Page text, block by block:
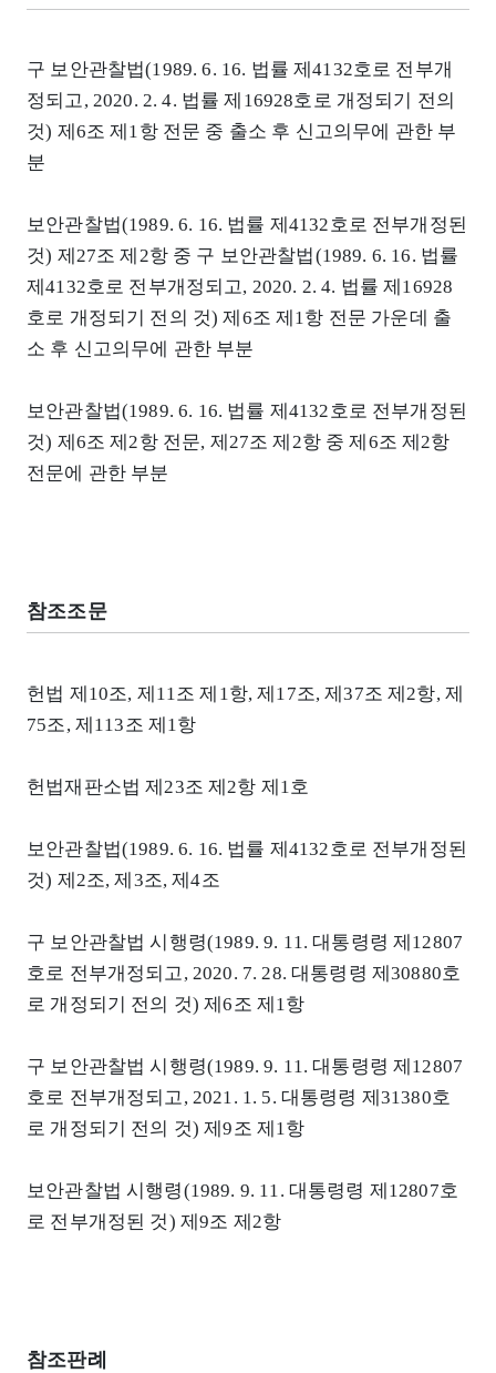
구 보안관찰법(1989. 6. 16. 법률 제4132호로 전부개
정되고, 2020. 2. 4. 법률 제16928호로 개정되기 전의
것) 제6조 제1항 전문 중 출소 후 신고의무에 관한 부
분
보안관찰법(1989. 6. 16. 법률 제4132호로 전부개정된
것) 제27조 제2항 중 구 보안관찰법(1989. 6. 16. 법률
제4132호로 전부개정되고, 2020. 2. 4. 법률 제16928
호로 개정되기 전의 것) 제6조 제1항 전문 가운데 출
소 후 신고의무에 관한 부분
보안관찰법(1989. 6. 16. 법률 제4132호로 전부개정된
것) 제6조 제2항 전문, 제27조 제2항 중 제6조 제2항
전문에 관한 부분
참조조문
헌법 제10조, 제11조 제1항, 제17조, 제37조 제2항, 제
75조, 제113조 제1항
헌법재판소법 제23조 제2항 제1호
보안관찰법(1989. 6. 16. 법률 제4132호로 전부개정된
것) 제2조, 제3조, 제4조
구 보안관찰법 시행령(1989. 9. 11. 대통령령 제12807
호로 전부개정되고, 2020. 7. 28. 대통령령 제30880호
로 개정되기 전의 것) 제6조 제1항
구 보안관찰법 시행령(1989. 9. 11. 대통령령 제12807
호로 전부개정되고, 2021. 1. 5. 대통령령 제31380호
로 개정되기 전의 것) 제9조 제1항
보안관찰법 시행령(1989. 9. 11. 대통령령 제12807호
로 전부개정된 것) 제9조 제2항
참조판례